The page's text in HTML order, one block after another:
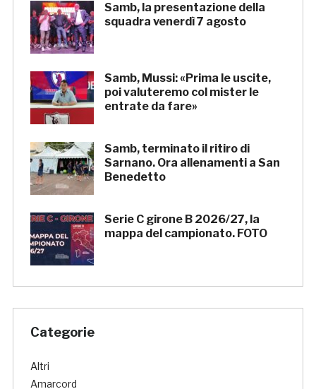
Samb, la presentazione della
squadra venerdì 7 agosto
Samb, Mussi: «Prima le uscite,
poi valuteremo col mister le
entrate da fare»
Samb, terminato il ritiro di
Sarnano. Ora allenamenti a San
Benedetto
Serie C girone B 2026/27, la
mappa del campionato. FOTO
Categorie
Altri
Amarcord